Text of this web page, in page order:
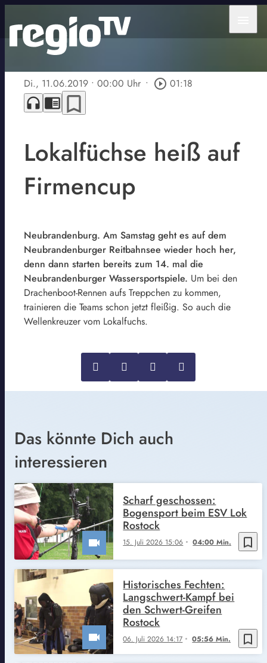
Di., 11.06.2019 • 00:00 Uhr • play_circle_outline 01:18
headphones chrome_reader_mode bookmark_border
Lokalfüchse heiß auf
Firmencup
Neubrandenburg. Am Samstag geht es auf dem
Neubrandenburger Reitbahnsee wieder hoch her,
denn dann starten bereits zum 14. mal die
Neubrandenburger Wassersportspiele. Um bei den
Drachenboot-Rennen aufs Treppchen zu kommen,
trainieren die Teams schon jetzt fleißig. So auch die
Wellenkreuzer vom Lokalfuchs.
Das könnte Dich auch
interessieren
bookmark_border
15. Juli 2026 15:06 04:00 Min.
Scharf geschossen:
Bogensport beim ESV Lok
Rostock
bookmark_border
06. Juli 2026 14:17 05:56 Min.
Historisches Fechten:
Langschwert-Kampf bei
den Schwert-Greifen
Rostock